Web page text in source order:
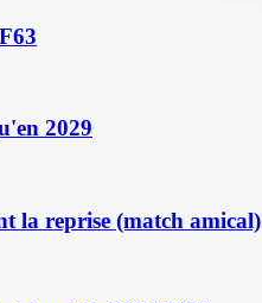
2029
la reprise (match amical)